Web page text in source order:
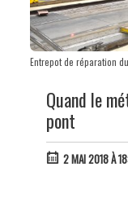
Entrepot de réparation
Quand le
pont
2 MAI 2018 À